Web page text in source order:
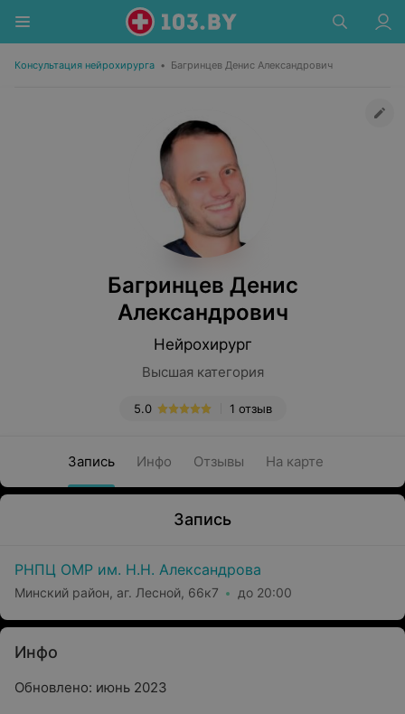
Консультация нейрохирурга • Багринцев Денис Александрович
Багринцев Денис
Александрович
Нейрохирург
Высшая категория
1 отзыв
5.0
Запись Инфо Отзывы На карте
Запись
РНПЦ ОМР им. Н.Н. Александрова
Минский район, аг. Лесной, 66к7 до 20:00
Инфо
Обновлено: июнь 2023